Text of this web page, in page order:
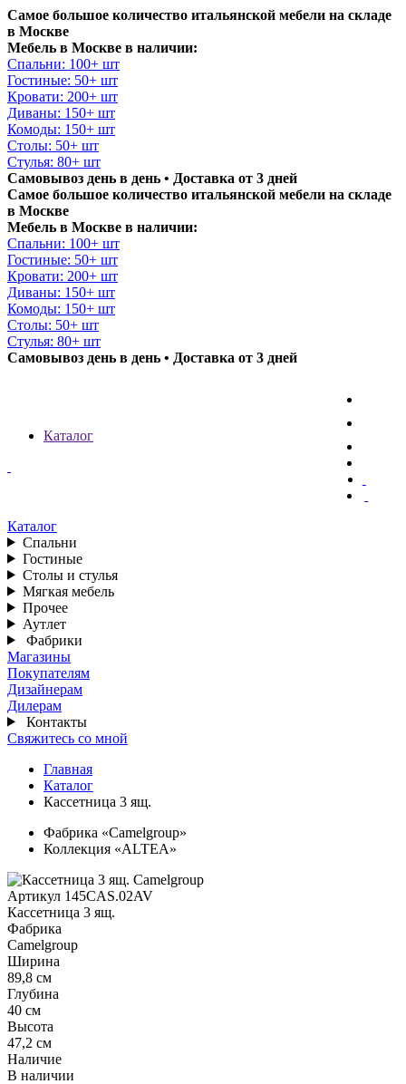
Самое большое количество итальянской мебели на складе
в Москве
Мебель в Москве в наличии:
Спальни: 100+ шт
Гостиные: 50+ шт
Кровати: 200+ шт
Диваны: 150+ шт
Комоды: 150+ шт
Столы: 50+ шт
Стулья: 80+ шт
Самовывоз день в день • Доставка от 3 дней
Самое большое количество итальянской мебели на складе
в Москве
Мебель в Москве в наличии:
Спальни: 100+ шт
Гостиные: 50+ шт
Кровати: 200+ шт
Диваны: 150+ шт
Комоды: 150+ шт
Столы: 50+ шт
Стулья: 80+ шт
Самовывоз день в день • Доставка от 3 дней
Каталог
Каталог
Спальни
Гостиные
Столы и стулья
Мягкая мебель
Прочее
Аутлет
Фабрики
Магазины
Покупателям
Дизайнерам
Дилерам
Контакты
Свяжитесь со мной
Главная
Каталог
Кассетница 3 ящ.
Фабрика «Camelgroup»
Коллекция «ALTEA»
Артикул 145CAS.02AV
Кассетница 3 ящ.
Фабрика
Camelgroup
Ширина
89,8 см
Глубина
40 см
Высота
47,2 см
Наличие
В наличии